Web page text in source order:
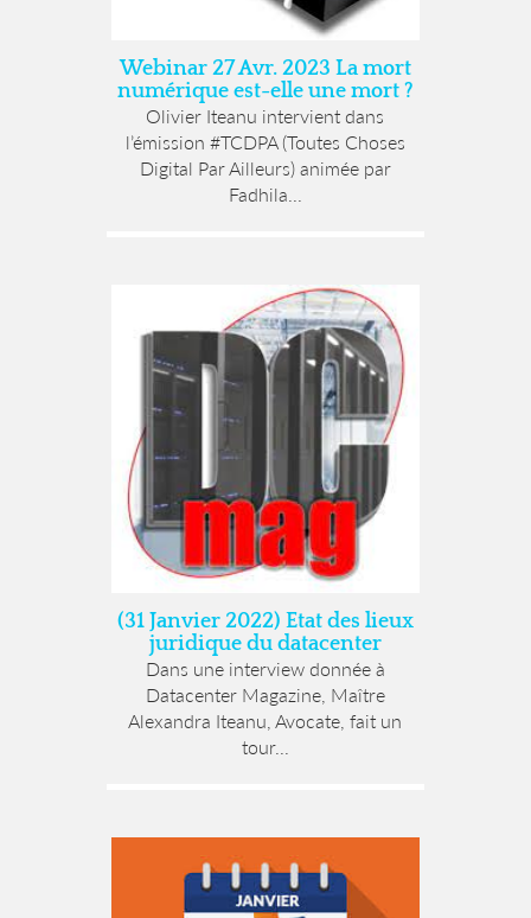
Webinar 27 Avr. 2023 La mort
numérique est-elle une mort ?
Olivier Iteanu intervient dans
l’émission #TCDPA (Toutes Choses
Digital Par Ailleurs) animée par
Fadhila...
(31 Janvier 2022) Etat des lieux
juridique du datacenter
Dans une interview donnée à
Datacenter Magazine, Maître
Alexandra Iteanu, Avocate, fait un
tour...